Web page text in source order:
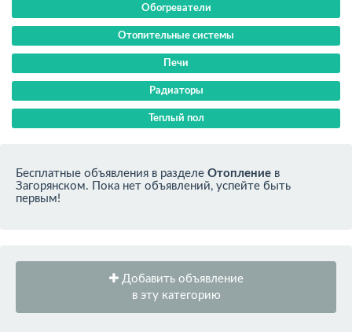
Обогреватели
Отопительные системы
Печи
Радиаторы
Теплый пол
Бесплатные объявления в разделе Отопление в
Загорянском. Пока нет объявлений, успейте быть
первым!
Добавить объявление
в эту категорию